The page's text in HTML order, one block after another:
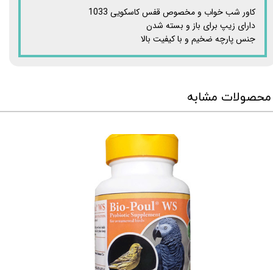
کاور شب خواب و مخصوص قفس کاسکویی 1033
دارای زیپ برای باز و بسته شدن
جنس پارچه ضخیم و با کیفیت بالا
محصولات مشابه